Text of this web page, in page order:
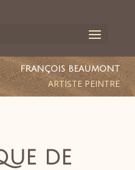
FRANÇOIS BEAUMONT
ARTISTE PEINTRE
de